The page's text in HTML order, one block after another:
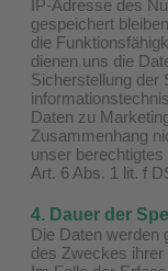
IP-Adresse des
gespeichert
die
dienen uns die
Sicherstellung der
Daten zu
Zusammenhang
unser
Art. 6 Abs. 1 lit. f
4. Dauer der
Die Daten werden
des Zweckes